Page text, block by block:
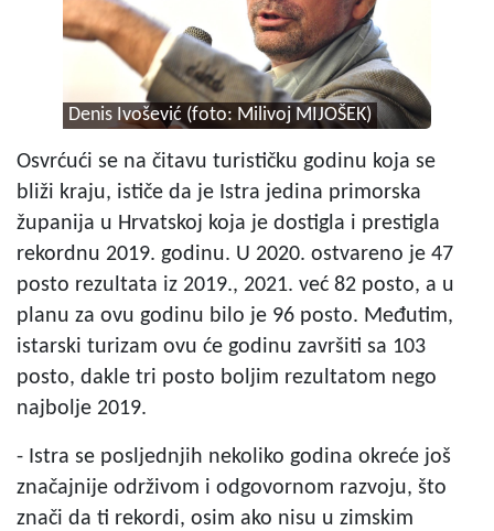
Denis Ivošević (foto: Milivoj MIJOŠEK)
Osvrćući se na čitavu turističku godinu koja se
bliži kraju, ističe da je Istra jedina primorska
županija u Hrvatskoj koja je dostigla i prestigla
rekordnu 2019. godinu. U 2020. ostvareno je 47
posto rezultata iz 2019., 2021. već 82 posto, a u
planu za ovu godinu bilo je 96 posto. Međutim,
istarski turizam ovu će godinu završiti sa 103
posto, dakle tri posto boljim rezultatom nego
najbolje 2019.
- Istra se posljednjih nekoliko godina okreće još
značajnije održivom i odgovornom razvoju, što
znači da ti rekordi, osim ako nisu u zimskim